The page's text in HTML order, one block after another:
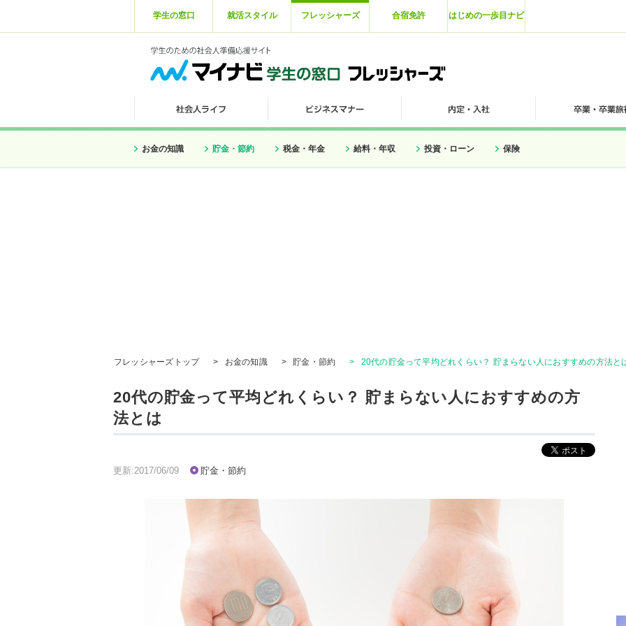
学生の窓口 就活スタイル フレッシャーズ 合宿免許 はじめの一歩目ナビ
お金の知識 貯金・節約 税金・年金 給料・年収 投資・ローン 保険
フレッシャーズトップ > お金の知識 > 貯金・節約 > 20代の貯金って平均どれくらい？ 貯まらない人におすすめの方法と
20代の貯金って平均どれくらい？ 貯まらない人におすすめの方
法とは
更新:2017/06/09 貯金・節約